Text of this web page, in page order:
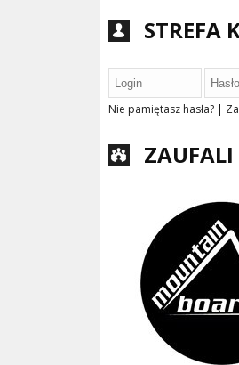
STREFA
Nie pamiętasz hasła? |